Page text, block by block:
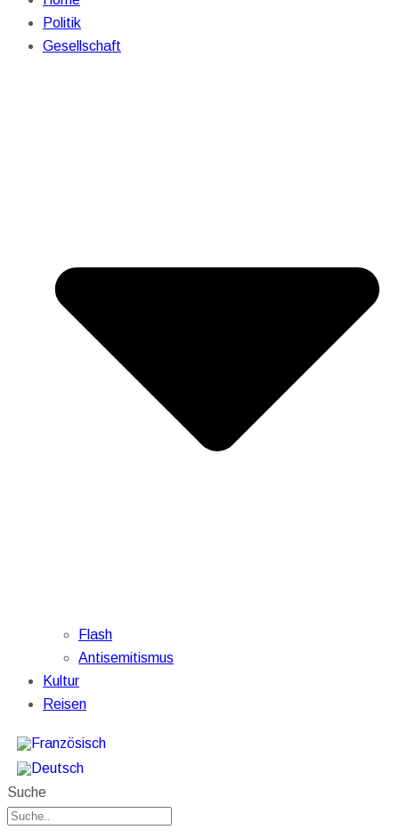
Politik
Gesellschaft
Flash
Antisemitismus
Kultur
Reisen
Suche